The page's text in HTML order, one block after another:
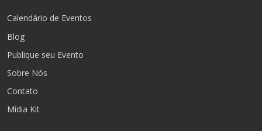
Calendário de Eventos
Blog
Publique seu Evento
Sobre Nós
Contato
Mídia Kit